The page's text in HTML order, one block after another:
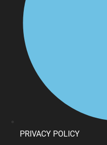
PRIVACY POLICY